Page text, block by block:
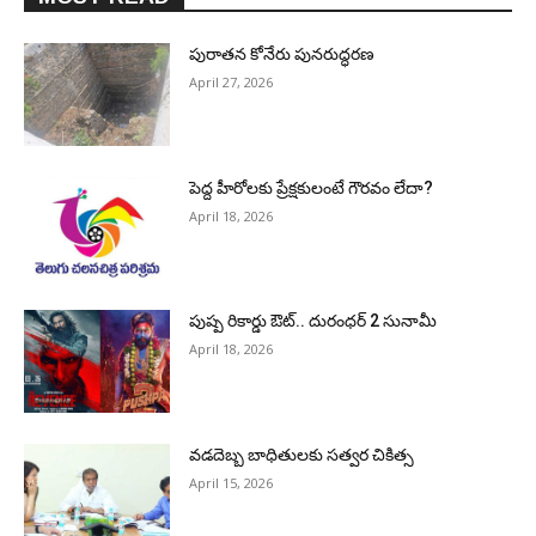
పురాత‌న కోనేరు పున‌రుద్ధ‌ర‌ణ
April 27, 2026
పెద్ద హీరోల‌కు ప్రేక్ష‌కులంటే గౌర‌వం లేదా?
April 18, 2026
పుష్ప రికార్డు ఔట్‌.. దురంధ‌ర్ 2 సునామీ
April 18, 2026
వడదెబ్బ బాధితులకు సత్వర చికిత్స
April 15, 2026